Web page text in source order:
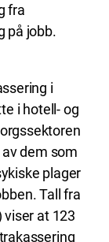
fra
på jobb.
i
i hotell- og
dem som
plager
Tall fra
at 123